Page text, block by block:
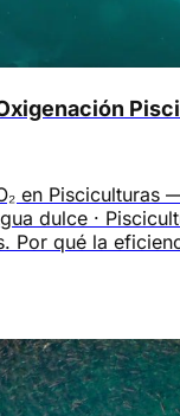
en Pisciculturas
dulce ·
Por qué la
las
[…]